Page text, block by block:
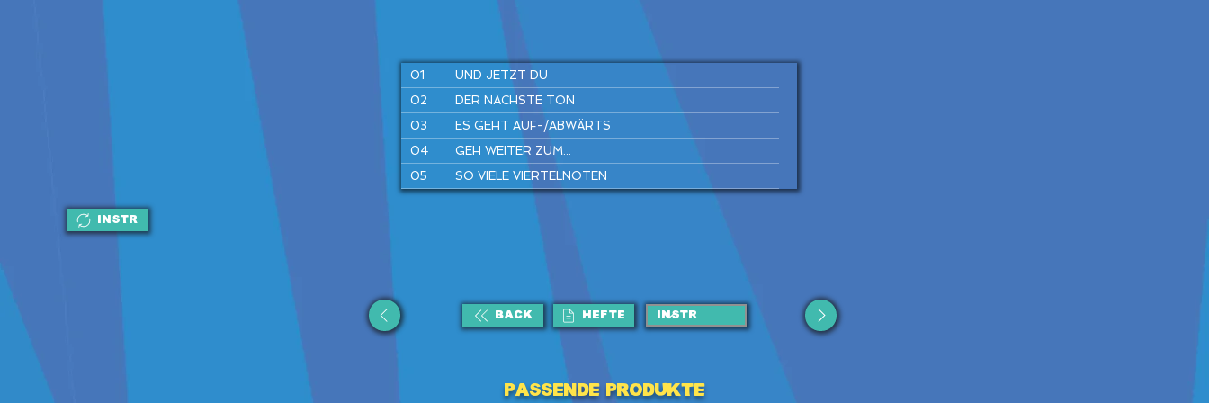
01
UND JETZT DU
02
DER NÄCHSTE TON
03
ES GEHT AUF-/ABWÄRTS
04
GEH WEITER ZUM...
05
SO VIELE VIERTELNOTEN
INSTR
BACK HEFTE
Passende Produkte